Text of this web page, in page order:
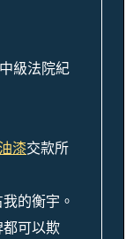
級法院紀
油漆交款所
的衡宇。
可以欺